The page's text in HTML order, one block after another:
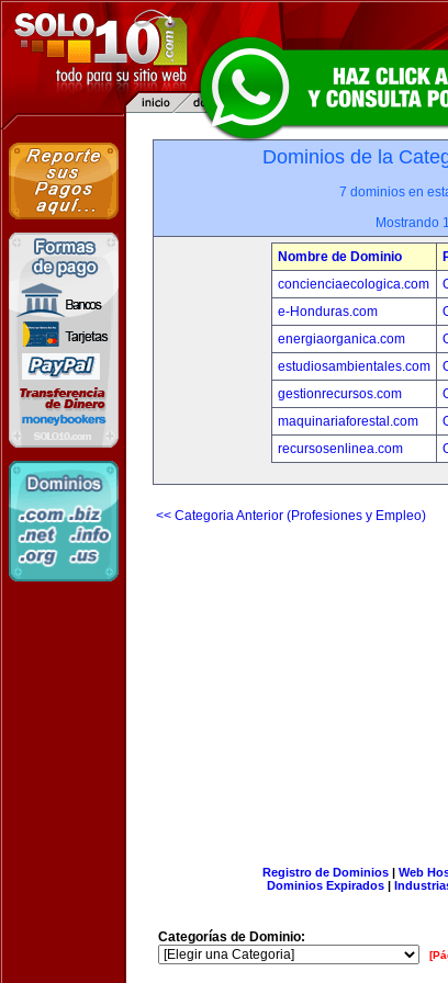
Dominios de la
7 dominios en
Mostrando
Nombre de Dominio
concienciaecologica.com
e-Honduras.com
energiaorganica.com
estudiosambientales.com
gestionrecursos.com
maquinariaforestal.com
recursosenlinea.com
<< Categoria Anterior (Profesiones y Empleo)
Registro de Dominios| Web
Dominios Expirados |
Categorías de Dominio: